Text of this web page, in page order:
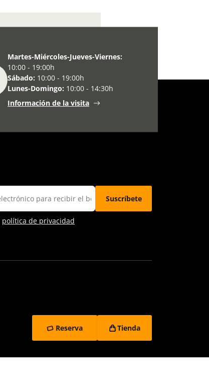
Martes-Miércoles-Jueves-Viernes:
10:00 - 19:00h
Sábado: 10:00 - 19:00h
Lunes-Domingo: 10:00 - 14:30h
Información de la visita
política de privacidad
Reserva Tienda